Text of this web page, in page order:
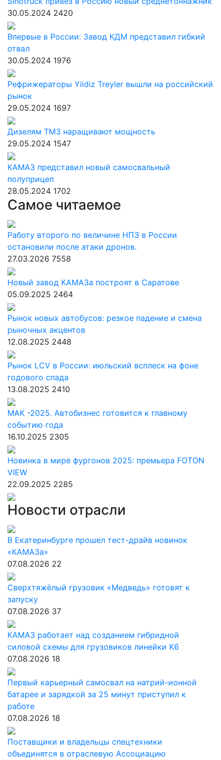
30.05.2024 2420
Впервые в России: Завод КДМ представил гибкий
отвал
30.05.2024 1976
Рефрижераторы Yildiz Treyler вышли на российский
рынок
29.05.2024 1697
Дизелям ТМЗ наращивают мощность
29.05.2024 1547
КАМАЗ представил новый самосвальный
полуприцеп
28.05.2024 1702
Самое читаемое
Работу второго по величине НПЗ в России
остановили после атаки дронов.
27.03.2026 7558
Новый завод КАМАЗа построят в Саратове
05.09.2025 2464
Рынок новых автобусов: резкое падение и смена
рыночных акцентов
12.08.2025 2448
Рынок LCV в России: июльский всплеск на фоне
годового спада
13.08.2025 2410
МАК -2025. Автобизнес готовится к главному
событию года
16.10.2025 2305
Новинка в мире фургонов 2025: премьера FOTON
VIEW
22.09.2025 2285
Новости отрасли
В Екатеринбурге прошел тест-драйв новинок
«КАМАЗа»
07.08.2026 22
Сверхтяжёлый грузовик «Медведь» готовят к
запуску
07.08.2026 37
КАМАЗ работает над созданием гибридной
силовой схемы для грузовиков линейки К6
07.08.2026 18
Первый карьерный самосвал на натрий-ионной
батарее и зарядкой за 25 минут приступил к
работе
07.08.2026 18
Поставщики и владельцы спецтехники
объединятся в отраслевую Ассоциацию